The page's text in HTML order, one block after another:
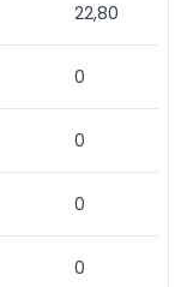
22,80
0
0
0
0